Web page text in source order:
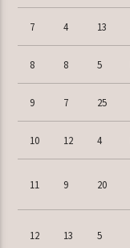
7 4 13
8 8 5
9 7 25
10 12 4
11 9 20
12 13 5